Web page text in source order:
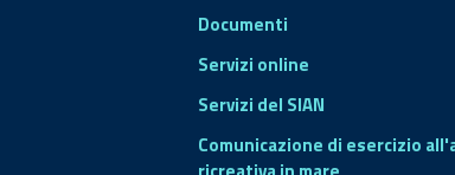
Documenti
Servizi online
Servizi del SIAN
Comunicazione di esercizio